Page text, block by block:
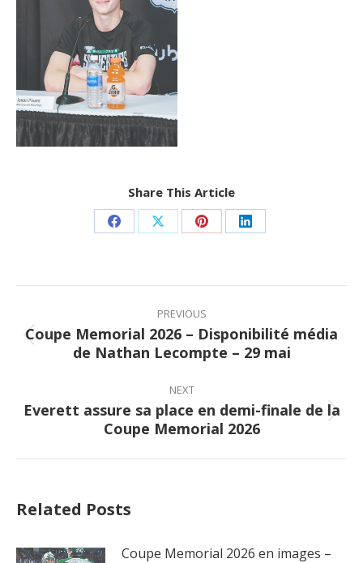
Share This Article
Share
Facebook
Share
X
Share
Pinterest
Share
LinkedIn
navigation
PREVIOUS
Previous
post:
Coupe Memorial 2026 – Disponibilité média
de Nathan Lecompte – 29 mai
NEXT
Next
post:
Everett assure sa place en demi-finale de la
Coupe Memorial 2026
Related Posts
Coupe Memorial 2026 en images –